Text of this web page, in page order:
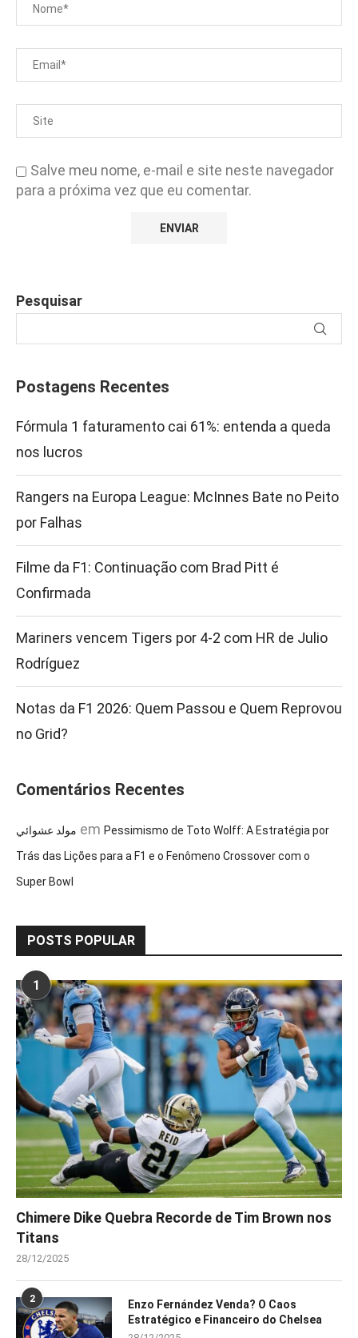
Salve meu nome, e-mail e site neste navegador
para a próxima vez que eu comentar.
Pesquisar
Postagens Recentes
Fórmula 1 faturamento cai 61%: entenda a queda
nos lucros
Rangers na Europa League: McInnes Bate no Peito
por Falhas
Filme da F1: Continuação com Brad Pitt é
Confirmada
Mariners vencem Tigers por 4-2 com HR de Julio
Rodríguez
Notas da F1 2026: Quem Passou e Quem Reprovou
no Grid?
Comentários Recentes
مولد عشوائي em Pessimismo de Toto Wolff: A Estratégia por
Trás das Lições para a F1 e o Fenômeno Crossover com o
Super Bowl
POSTS POPULAR
1
Chimere Dike Quebra Recorde de Tim Brown nos
Titans
28/12/2025
2
Enzo Fernández Venda? O Caos
Estratégico e Financeiro do Chelsea